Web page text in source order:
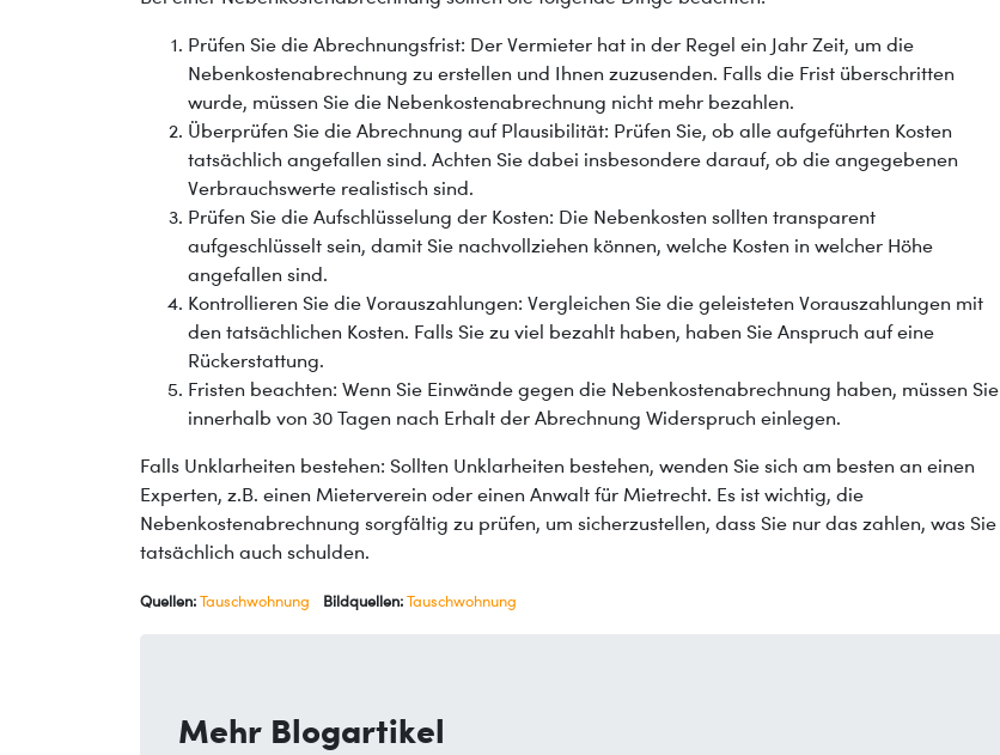
Prüfen Sie die Abrechnungsfrist: Der Vermieter hat in der Regel ein Jahr Zeit, um die
Nebenkostenabrechnung zu erstellen und Ihnen zuzusenden. Falls die Frist überschritten
wurde, müssen Sie die Nebenkostenabrechnung nicht mehr bezahlen.
Überprüfen Sie die Abrechnung auf Plausibilität: Prüfen Sie, ob alle aufgeführten Kosten
tatsächlich angefallen sind. Achten Sie dabei insbesondere darauf, ob die angegebenen
Verbrauchswerte realistisch sind.
Prüfen Sie die Aufschlüsselung der Kosten: Die Nebenkosten sollten transparent
aufgeschlüsselt sein, damit Sie nachvollziehen können, welche Kosten in welcher Höhe
angefallen sind.
Kontrollieren Sie die Vorauszahlungen: Vergleichen Sie die geleisteten Vorauszahlungen mit
den tatsächlichen Kosten. Falls Sie zu viel bezahlt haben, haben Sie Anspruch auf eine
Rückerstattung.
Fristen beachten: Wenn Sie Einwände gegen die Nebenkostenabrechnung haben, müssen Sie
innerhalb von 30 Tagen nach Erhalt der Abrechnung Widerspruch einlegen.
Falls Unklarheiten bestehen: Sollten Unklarheiten bestehen, wenden Sie sich am besten an einen
Experten, z.B. einen Mieterverein oder einen Anwalt für Mietrecht. Es ist wichtig, die
Nebenkostenabrechnung sorgfältig zu prüfen, um sicherzustellen, dass Sie nur das zahlen, was Sie
tatsächlich auch schulden.
Quellen:Tauschwohnung Bildquellen:Tauschwohnung
Mehr Blogartikel